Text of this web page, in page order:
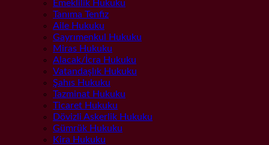
Emeklilik Hukuku
Tanıma Tenfiz
Aile Hukuku
Gayrımenkul Hukuku
Miras Hukuku
Alacak/İcra Hukuku
Vatandaşlık Hukuku
Şahıs Hukuku
Tazminat Hukuku
Ticaret Hukuku
Dövizli Askerlik Hukuku
Gümrük Hukuku
Kira Hukuku